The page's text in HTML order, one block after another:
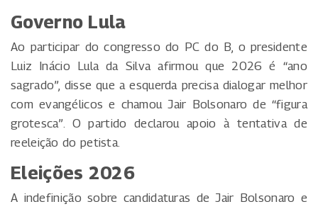
Governo Lula
Ao participar do congresso do PC do B, o presidente
Luiz Inácio Lula da Silva afirmou que 2026 é “ano
sagrado”, disse que a esquerda precisa dialogar melhor
com evangélicos e chamou Jair Bolsonaro de “figura
grotesca”. O partido declarou apoio à tentativa de
reeleição do petista.
Eleições 2026
A indefinição sobre candidaturas de Jair Bolsonaro e